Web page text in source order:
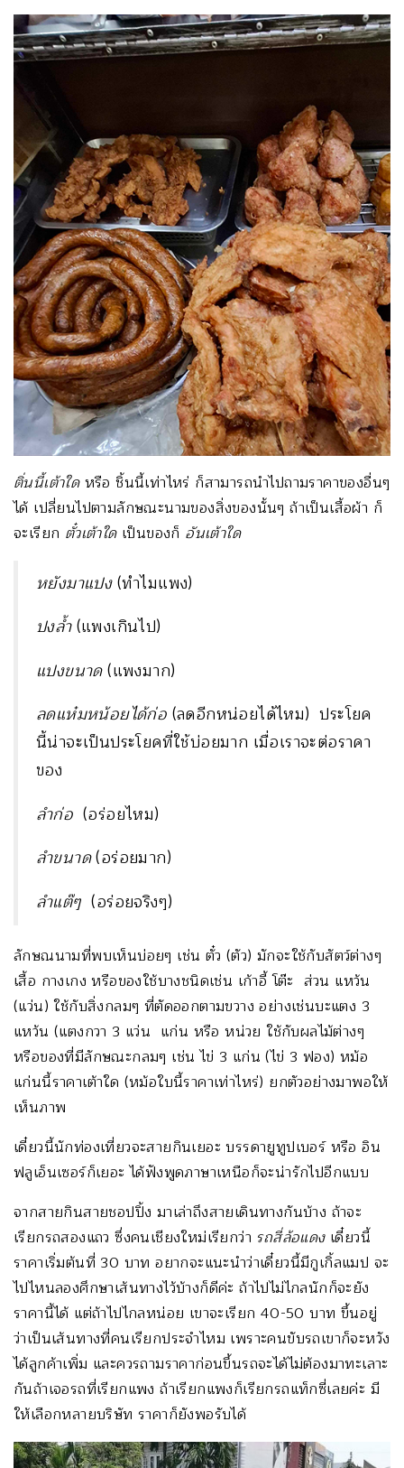
ติ่นนี้เต้าใดหรือ ชิ้นนี้เท่าไหร่ ก็สามารถนำไปถามราคาของอื่นๆ
ได้ เปลี่ยนไปตามลักษณะนามของสิ่งของนั้นๆ ถ้าเป็นเสื้อผ้า ก็
จะเรียก ตั๋วเต้าใดเป็นของก็ อันเต้าใด
หยังมาแปง(ทำไมแพง)
ปงล้ำ(แพงเกินไป)
แปงขนาด(แพงมาก)
ลดแห๋มหน้อยได้ก่อ (ลดอีกหน่อยได้ไหม) ประโยค
นี้น่าจะเป็นประโยคที่ใช้บ่อยมาก เมื่อเราจะต่อราคา
ของ
ลำก่อ (อร่อยไหม)
ลำขนาด(อร่อยมาก)
ลำแต๊ๆ(อร่อยจริงๆ)
ลักษณนามที่พบเห็นบ่อยๆ เช่น ตั๋ว (ตัว) มักจะใช้กับสัตว์ต่างๆ
เสื้อ กางเกง หรือของใช้บางชนิดเช่น เก้าอี้ โต๊ะ ส่วน แหว้น
(แว่น) ใช้กับสิ่งกลมๆ ที่ตัดออกตามขวาง อย่างเช่นบะแตง 3
แหว้น (แตงกวา 3 แว่น แก่น หรือ หน่วย ใช้กับผลไม้ต่างๆ
หรือของที่มีลักษณะกลมๆ เช่น ไข่ 3 แก่น (ไข่ 3 ฟอง) หม้อ
แก่นนี้ราคาเต้าใด (หม้อใบนี้ราคาเท่าไหร่) ยกตัวอย่างมาพอให้
เห็นภาพ
เดี๋ยวนี้นักท่องเที่ยวจะสายกินเยอะ บรรดายูทูปเบอร์ หรือ อิน
ฟลูเอ็นเซอร์ก็เยอะ ได้ฟังพูดภาษาเหนือก็จะน่ารักไปอีกแบบ
จากสายกินสายชอปปิ้ง มาเล่าถึงสายเดินทางกันบ้าง ถ้าจะ
เรียกรถสองแถว ซึ่งคนเชียงใหม่เรียกว่า รถสี่ล้อแดง เดี๋ยวนี้
ราคาเริ่มต้นที่ 30 บาท อยากจะแนะนำว่าเดี๋ยวนี้มีกูเกิ้ลแมป จะ
ไปไหนลองศึกษาเส้นทางไว้บ้างก็ดีค่ะ ถ้าไปไม่ไกลนักก็จะยัง
ราคานี้ได้ แต่ถ้าไปไกลหน่อย เขาจะเรียก 40-50 บาท ขึ้นอยู่
ว่าเป็นเส้นทางที่คนเรียกประจำไหม เพราะคนขับรถเขาก็จะหวัง
ได้ลูกค้าเพิ่ม และควรถามราคาก่อนขึ้นรถจะได้ไม่ต้องมาทะเลาะ
กันถ้าเจอรถที่เรียกแพง ถ้าเรียกแพงก็เรียกรถแท็กซี่เลยค่ะ มี
ให้เลือกหลายบริษัท ราคาก็ยังพอรับได้